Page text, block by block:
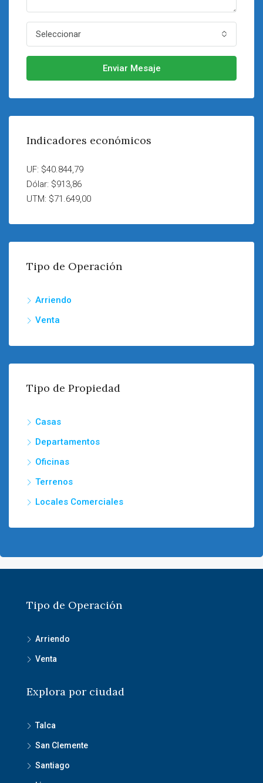
Seleccionar
Enviar Mesaje
Indicadores económicos
UF: $40.844,79
Dólar: $913,86
UTM: $71.649,00
Tipo de Operación
Arriendo
Venta
Tipo de Propiedad
Casas
Departamentos
Oficinas
Terrenos
Locales Comerciales
Tipo de Operación
Arriendo
Venta
Explora por ciudad
Talca
San Clemente
Santiago